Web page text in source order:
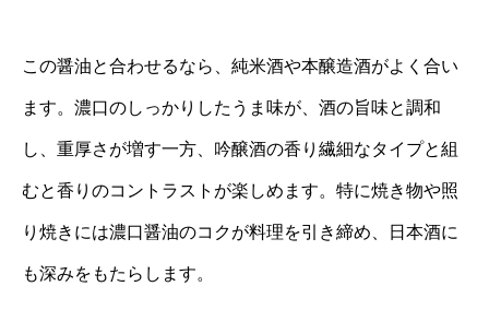
この醤油と合わせるなら、純米酒や本醸造酒がよく合い
ます。濃口のしっかりしたうま味が、酒の旨味と調和
し、重厚さが増す一方、吟醸酒の香り繊細なタイプと組
むと香りのコントラストが楽しめます。特に焼き物や照
り焼きには濃口醤油のコクが料理を引き締め、日本酒に
も深みをもたらします。